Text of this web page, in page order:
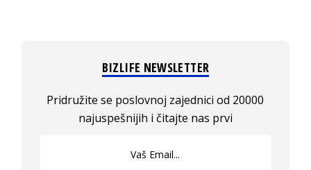
BIZLIFE NEWSLETTER
Pridružite se poslovnoj zajednici od 20000
najuspešnijih i čitajte nas prvi